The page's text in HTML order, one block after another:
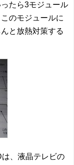
たら3モジュール
のモジュールに
と放熱対策する
、液晶テレビの